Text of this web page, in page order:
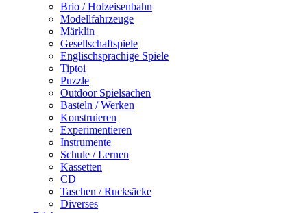
Brio / Holzeisenbahn
Modellfahrzeuge
Märklin
Gesellschaftspiele
Englischsprachige Spiele
Tiptoi
Puzzle
Outdoor Spielsachen
Basteln / Werken
Konstruieren
Experimentieren
Instrumente
Schule / Lernen
Kassetten
CD
Taschen / Rucksäcke
Diverses